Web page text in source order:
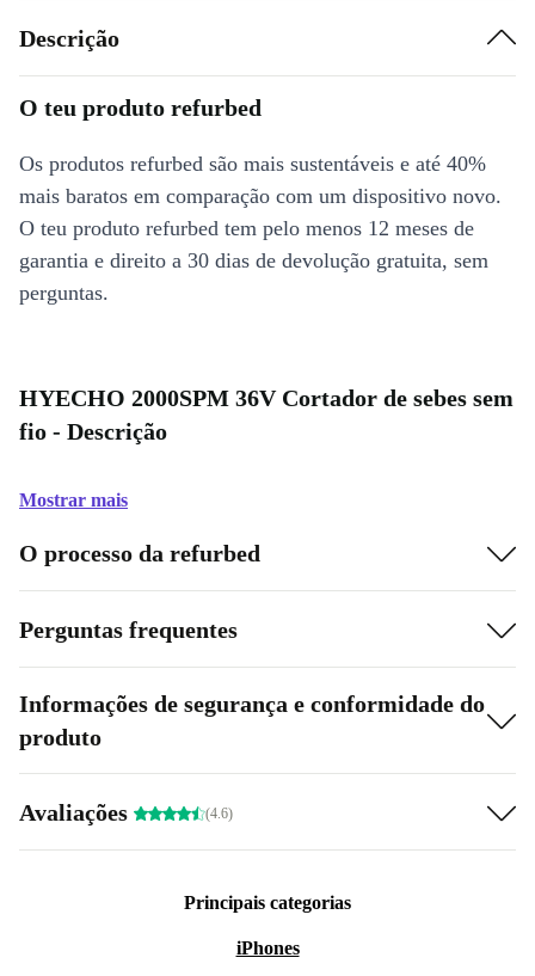
Descrição
O teu produto refurbed
Os produtos refurbed são mais sustentáveis e até 40%
mais baratos em comparação com um dispositivo novo.
O teu produto refurbed tem pelo menos 12 meses de
garantia e direito a 30 dias de devolução gratuita, sem
perguntas.
HYECHO 2000SPM 36V Cortador de sebes sem
fio - Descrição
Mostrar mais
O processo da refurbed
Perguntas frequentes
Informações de segurança e conformidade do
produto
Avaliações (4.6)
Principais categorias
iPhones